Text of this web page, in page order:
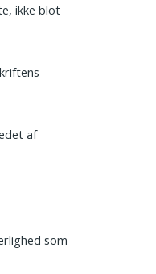
ikke blot
af
som